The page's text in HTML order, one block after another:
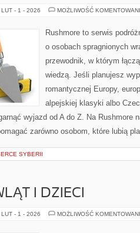
LUT - 1 - 2026 MOŻLIWOŚĆ
Rushmore to serwis
o osobach spragnionych
przewodnik, w którym
wiedzą. Jeśli planujesz
romantycznej Europy,
alpejskiej klasyki albo
wyjazd od A do Z. Na Rushmore
zarówno osobom, które lubią
SYBERII
I DZIECI
LUT - 1 - 2026 MOŻLIWOŚĆ